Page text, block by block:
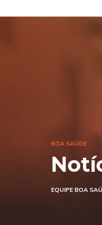
BOA SAÚDE
EQUIPE BOA